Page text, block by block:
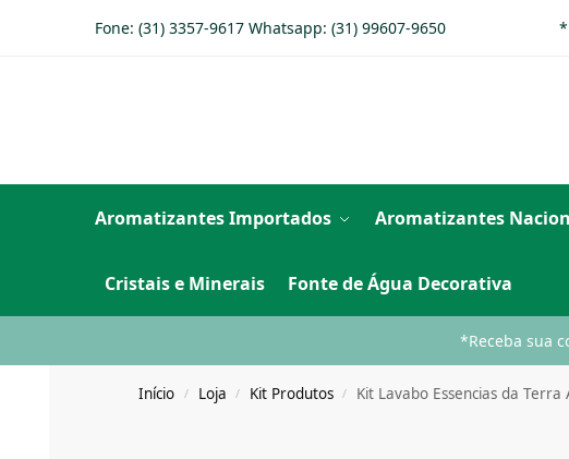
Fone: (31) 3357-9617 Whatsapp: (31) 99607-9650
Aromatizantes Importados Aromatizantes
Cristais e Minerais Fonte de Água Decorativa
*Receba sua
Início / Loja / Kit Produtos / Kit Lavabo Essencias da